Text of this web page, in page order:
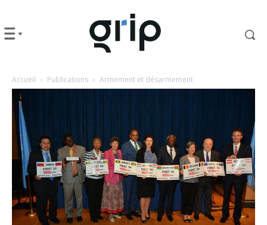
Accueil Publications Armement et désarmement